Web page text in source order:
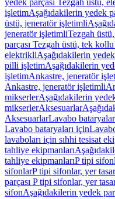
yedek parçası Tezgah üstü,
işletimAşağıdakilerin yedek
üstü, jeneratör işletimli
jeneratör işletimliTezgah
parçası Tezgah üstü, tek
elektrikliAşağıdakilerin
pilli işletimAşağıdakilerin
işletimAnkastre, jeneratör
Ankastre, jeneratör işletimli
mikserlerAşağıdakilerin
mikserlerAksesuarlar
AksesuarlarLavabo
Lavabo bataryaları için
lavaboları için sıhhi tesisat
tahliye ekipmanları
tahliye ekipmanlarıP tipi
sifonlarP tipi sifonlar, yer
parçası P tipi sifonlar, yer
sifonAşağıdakilerin yedek